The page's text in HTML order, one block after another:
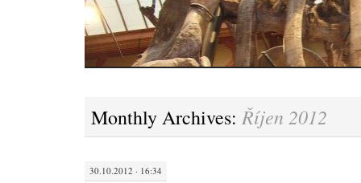
Monthly Archives: Říjen 2012
30.10.2012 · 16:34